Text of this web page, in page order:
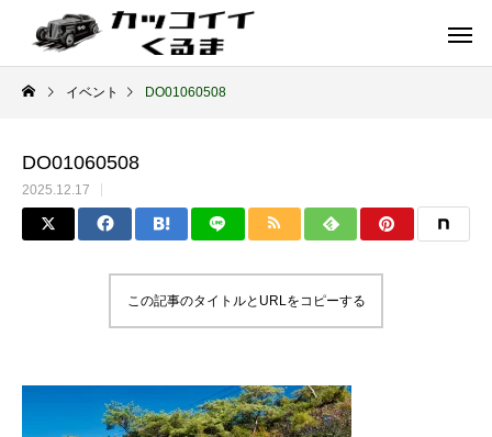
イベント DO01060508
DO01060508
2025.12.17
この記事のタイトルとURLをコピーする